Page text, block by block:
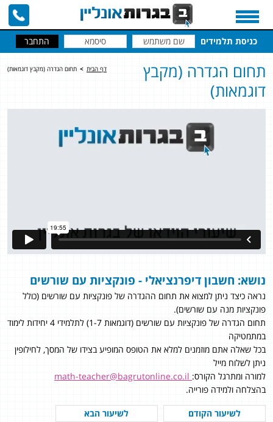
כניסת תלמידים
דף הבית > תחום הגדרה (מקבץ דוגמאות)
תחום הגדרה (מקבץ
דוגמאות)
נושא: חשבון דיפרנציאלי - פונקציות עם שורשים
נראה כיצד ניתן למצוא את תחום ההגדרה של פונקציות עם שורשים (כולל
פונקציות מנה עם שורשים).
תחום הגדרה של פונקציות עם שורשים (דוגמאות 1-7) לתלמידי 4 יחידות לימוד
במתמטיקה
בכל שאלה אתם מוזמנים למלא את הטופס המופיע בצידו של המסך, לחילופין
ניתן לשלוח מייל
למורה ומתרגל הקורס:
בהצלחה ולמידה פורייה.
לשיעור הקודם
לשיעור הבא